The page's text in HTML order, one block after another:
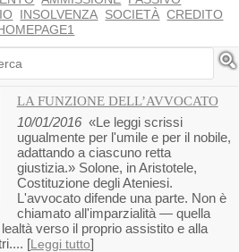
INSOLVENZA SOCIETÀ CREDITO
LA FUNZIONE DELL’AVVOCATO
10/01/2016«Le leggi scrissi
ugualmente per l'umile e per il nobile,
adattando a ciascuno retta
giustizia.» Solone, in Aristotele,
Costituzione degli Ateniesi.
L'avvocato difende una parte. Non è
chiamato all'imparzialità — quella
verso il proprio assistito e alla
[Leggi tutto]